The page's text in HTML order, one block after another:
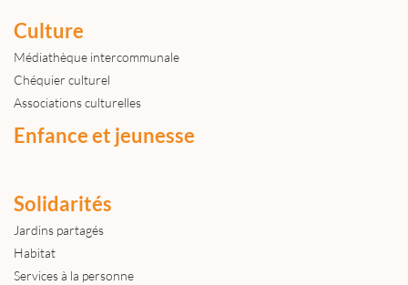
Culture
Médiathèque intercommunale
Chéquier culturel
Associations culturelles
Enfance et jeunesse
Solidarités
Jardins partagés
Habitat
Services à la personne